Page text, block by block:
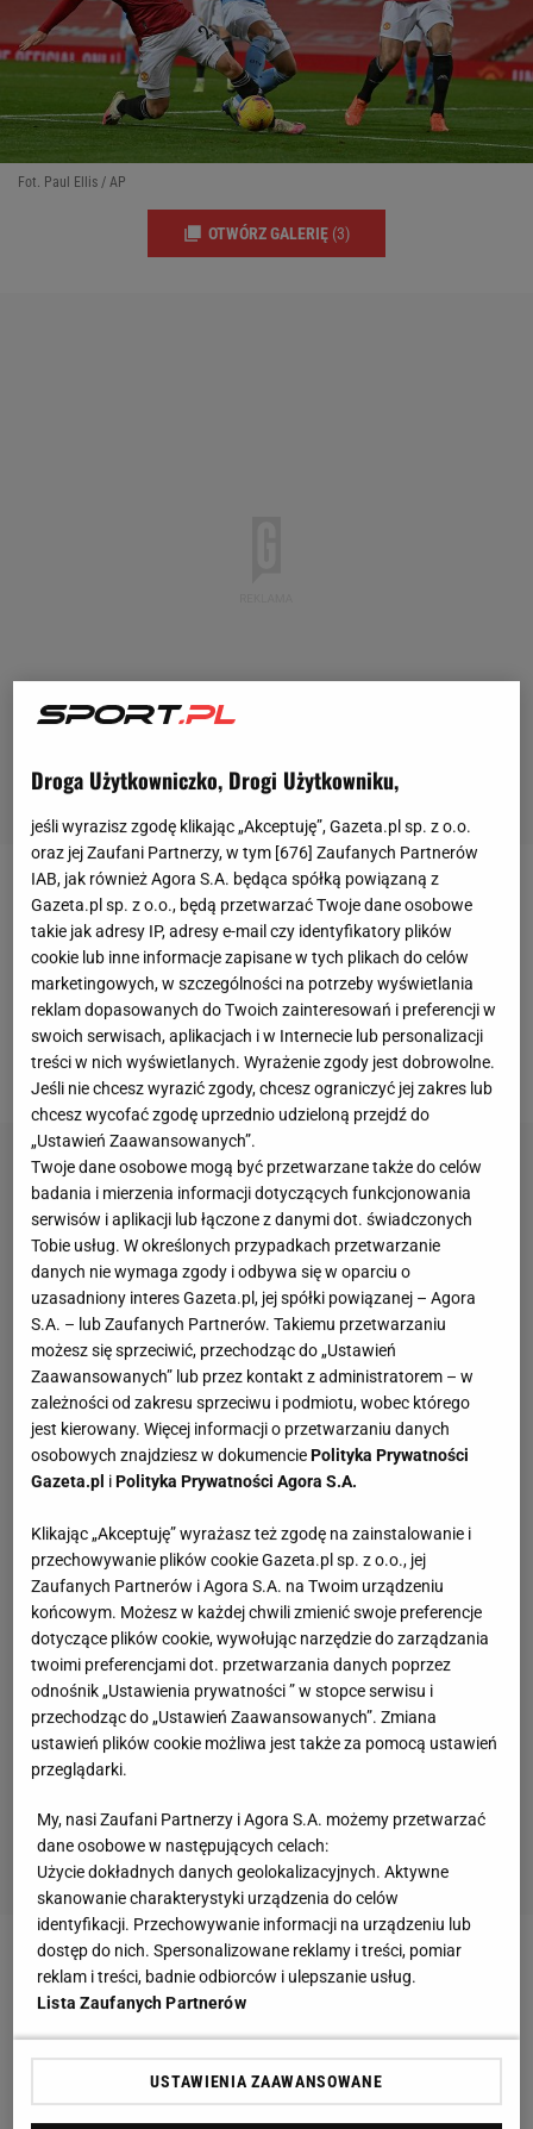
Fot. Paul Ellis / AP
OTWÓRZ GALERIĘ (3)
Manchester Unitedbezbramkowo zremisował z
Manchesterem Cityw sobotnich derbach wPremier
League. Chociaż mecz zapowiadany był jako hit
kolejki, to na boisku zabrakło jakości. Dość
powiedzieć, że obie drużyny oddały raptem po dwa
celne strzały.
Zobacz wideo"Jak zobaczyłem twarz Kloppa,
zrobiło mi się smutno" [SEKCJA PIŁKARSKA #74]
z City skrytykowali nie tylko kibice w
mediach społecznościowych, ale też eksperci
Droga Użytkowniczko, Drogi Użytkowniku,
jeśli wyrazisz zgodę klikając „Akceptuję”, Gazeta.pl sp. z o.o.
oraz jej Zaufani Partnerzy, w tym [676] Zaufanych Partnerów
IAB, jak również Agora S.A. będąca spółką powiązaną z
Gazeta.pl sp. z o.o., będą przetwarzać Twoje dane osobowe
takie jak adresy IP, adresy e-mail czy identyfikatory plików
cookie lub inne informacje zapisane w tych plikach do celów
marketingowych, w szczególności na potrzeby wyświetlania
reklam dopasowanych do Twoich zainteresowań i preferencji w
swoich serwisach, aplikacjach i w Internecie lub personalizacji
treści w nich wyświetlanych. Wyrażenie zgody jest dobrowolne.
Jeśli nie chcesz wyrazić zgody, chcesz ograniczyć jej zakres lub
chcesz wycofać zgodę uprzednio udzieloną przejdź do
„Ustawień Zaawansowanych”.
Twoje dane osobowe mogą być przetwarzane także do celów
badania i mierzenia informacji dotyczących funkcjonowania
serwisów i aplikacji lub łączone z danymi dot. świadczonych
Tobie usług. W określonych przypadkach przetwarzanie
danych nie wymaga zgody i odbywa się w oparciu o
uzasadniony interes Gazeta.pl, jej spółki powiązanej – Agora
S.A. – lub Zaufanych Partnerów. Takiemu przetwarzaniu
możesz się sprzeciwić, przechodząc do „Ustawień
Zaawansowanych” lub przez kontakt z administratorem – w
zależności od zakresu sprzeciwu i podmiotu, wobec którego
jest kierowany. Więcej informacji o przetwarzaniu danych
osobowych znajdziesz w dokumenciePolityka Prywatności
Gazeta.pl iPolityka Prywatności Agora S.A.
Klikając „Akceptuję” wyrażasz też zgodę na zainstalowanie i
przechowywanie plików cookie Gazeta.pl sp. z o.o., jej
Zaufanych Partnerów i Agora S.A. na Twoim urządzeniu
końcowym. Możesz w każdej chwili zmienić swoje preferencje
dotyczące plików cookie, wywołując narzędzie do zarządzania
twoimi preferencjami dot. przetwarzania danych poprzez
odnośnik „Ustawienia prywatności ” w stopce serwisu i
przechodząc do „Ustawień Zaawansowanych”. Zmiana
ustawień plików cookie możliwa jest także za pomocą ustawień
przeglądarki.
My, nasi Zaufani Partnerzy i Agora S.A. możemy przetwarzać
dane osobowe w następujących celach:
Użycie dokładnych danych geolokalizacyjnych. Aktywne
skanowanie charakterystyki urządzenia do celów
identyfikacji. Przechowywanie informacji na urządzeniu lub
dostęp do nich. Spersonalizowane reklamy i treści, pomiar
reklam i treści, badnie odbiorców i ulepszanie usług.
Lista Zaufanych Partnerów
USTAWIENIA ZAAWANSOWANE